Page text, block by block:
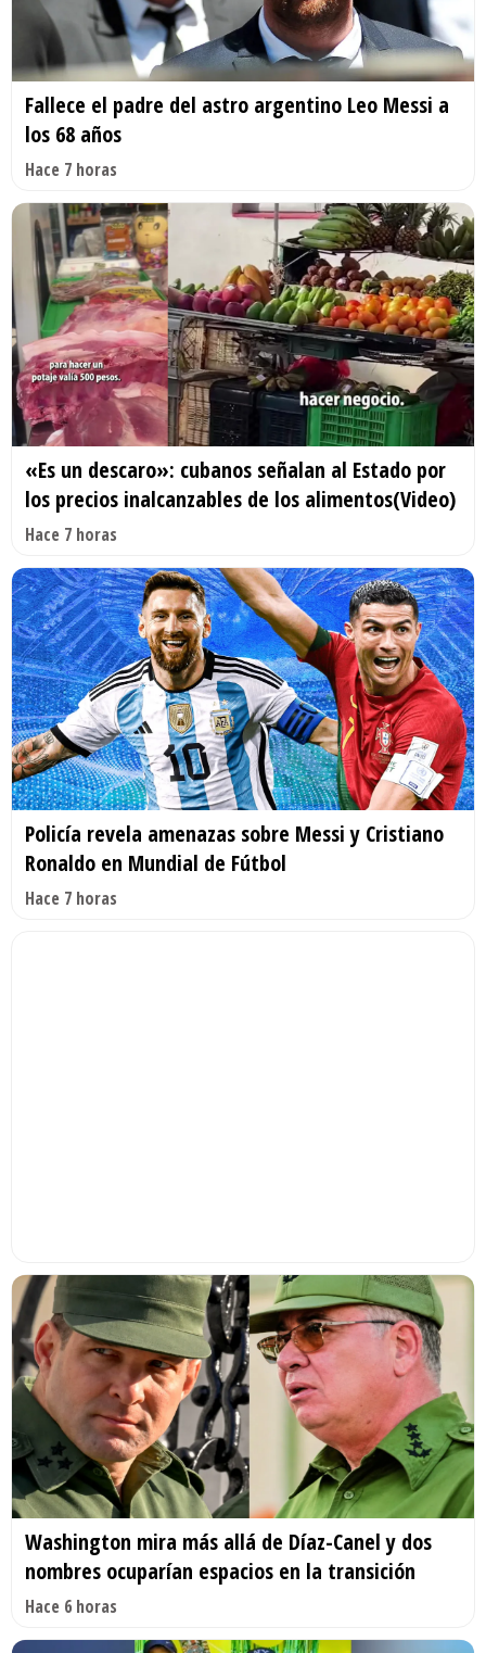
Fallece el padre del astro argentino Leo Messi a
los 68 años
Hace 7 horas
«Es un descaro»: cubanos señalan al Estado por
los precios inalcanzables de los alimentos(Video)
Hace 7 horas
Policía revela amenazas sobre Messi y Cristiano
Ronaldo en Mundial de Fútbol
Hace 7 horas
Washington mira más allá de Díaz-Canel y dos
nombres ocuparían espacios en la transición
Hace 6 horas